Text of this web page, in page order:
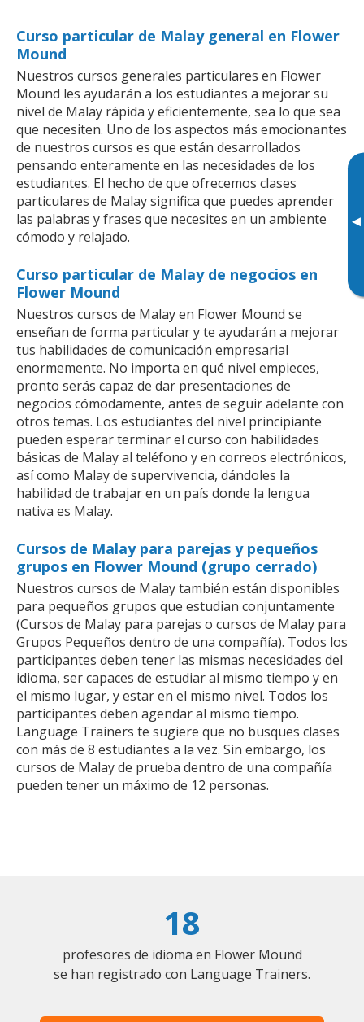
▸
Curso particular de Malay general en Flower
Mound
Nuestros cursos generales particulares en Flower
Mound les ayudarán a los estudiantes a mejorar su
nivel de Malay rápida y eficientemente, sea lo que sea
que necesiten. Uno de los aspectos más emocionantes
de nuestros cursos es que están desarrollados
pensando enteramente en las necesidades de los
estudiantes. El hecho de que ofrecemos clases
particulares de Malay significa que puedes aprender
las palabras y frases que necesites en un ambiente
cómodo y relajado.
Curso particular de Malay de negocios en
Flower Mound
Nuestros cursos de Malay en Flower Mound se
enseñan de forma particular y te ayudarán a mejorar
tus habilidades de comunicación empresarial
enormemente. No importa en qué nivel empieces,
pronto serás capaz de dar presentaciones de
negocios cómodamente, antes de seguir adelante con
otros temas. Los estudiantes del nivel principiante
pueden esperar terminar el curso con habilidades
básicas de Malay al teléfono y en correos electrónicos,
así como Malay de supervivencia, dándoles la
habilidad de trabajar en un país donde la lengua
nativa es Malay.
Cursos de Malay para parejas y pequeños
grupos en Flower Mound (grupo cerrado)
Nuestros cursos de Malay también están disponibles
para pequeños grupos que estudian conjuntamente
(Cursos de Malay para parejas o cursos de Malay para
Grupos Pequeños dentro de una compañía). Todos los
participantes deben tener las mismas necesidades del
idioma, ser capaces de estudiar al mismo tiempo y en
el mismo lugar, y estar en el mismo nivel. Todos los
participantes deben agendar al mismo tiempo.
Language Trainers te sugiere que no busques clases
con más de 8 estudiantes a la vez. Sin embargo, los
cursos de Malay de prueba dentro de una compañía
pueden tener un máximo de 12 personas.
18
profesores de idioma en Flower Mound
se han registrado con Language Trainers.